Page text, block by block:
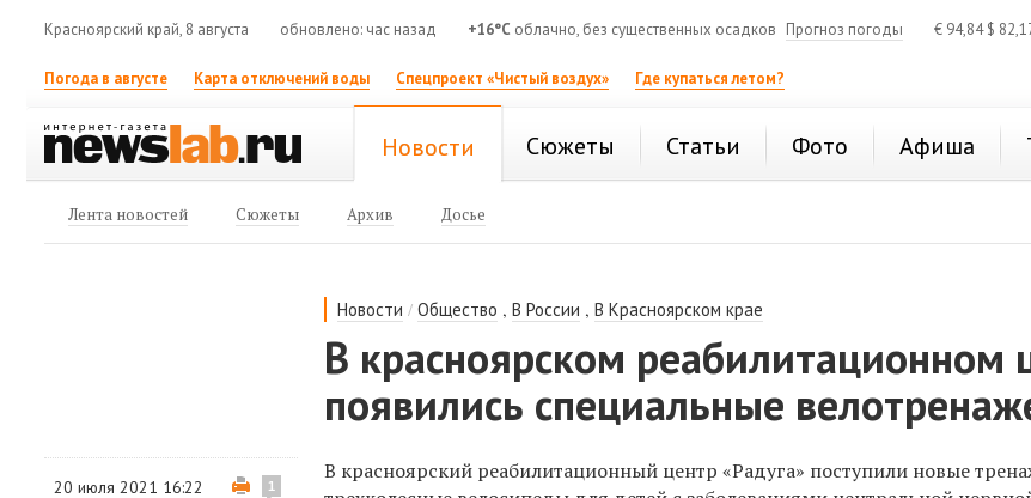
Красноярский край, 8 августа обновлено: час назад +16°C облачно, без существенных осадков Прогноз погоды € 94,84$
Погода в августе Карта отключений воды Спецпроект «Чистый воздух» Где купаться летом?
Новости Сюжеты Статьи Фото Афиша
Лента новостей Сюжеты Архив Досье
Новости /Общество ,В России ,В Красноярском крае
В красноярском реабилитационном
появились специальные
20 июля 2021 16:22 1
В красноярский реабилитационный центр «Радуга» поступили новые